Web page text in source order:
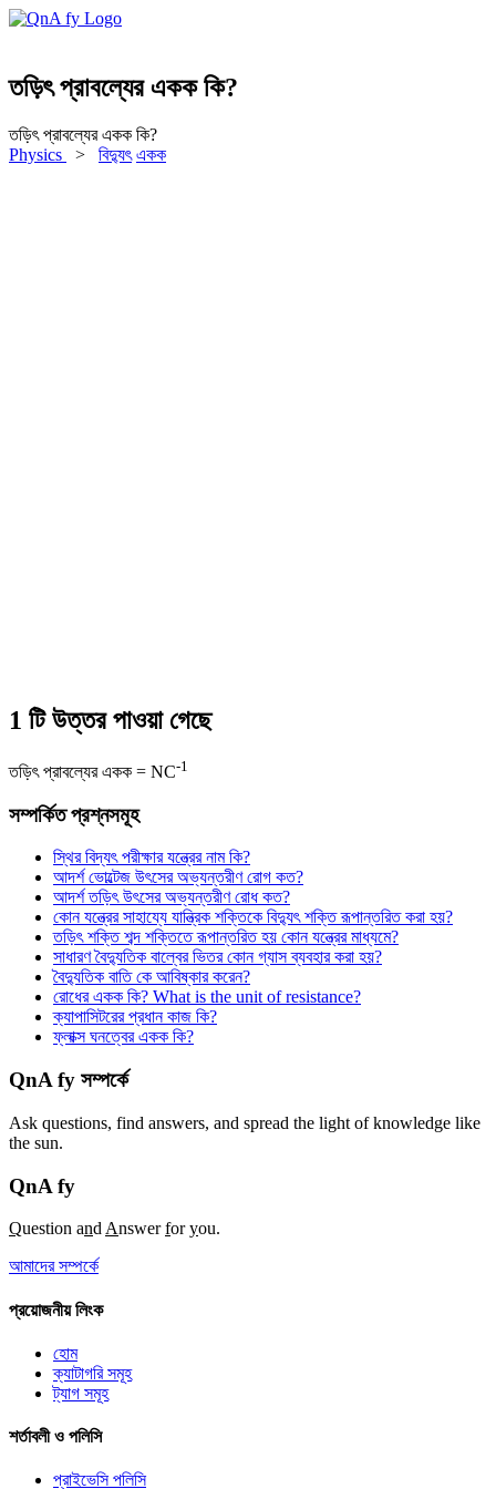
তড়িৎ প্রাবল্যের একক কি?
তড়িৎ প্রাবল্যের একক কি?
Physics
> বিদ্যুৎ একক
1 টি উত্তর পাওয়া গেছে
তড়িৎ প্রাবল্যের একক = NC-1
সম্পর্কিত প্রশ্নসমূহ
স্থির বিদ্যৎ পরীক্ষার যন্ত্রের নাম কি?
আদর্শ ভোল্টেজ উৎসের অভ্যন্তরীণ রোগ কত?
আদর্শ তড়িৎ উৎসের অভ্যন্তরীণ রোধ কত?
কোন যন্ত্রের সাহায্যে যান্ত্রিক শক্তিকে বিদ্যুৎ শক্তি রূপান্তরিত করা হয়?
তড়িৎ শক্তি শব্দ শক্তিতে রূপান্তরিত হয় কোন যন্ত্রের মাধ্যমে?
সাধারণ বৈদ্যুতিক বাল্বের ভিতর কোন গ্যাস ব্যবহার করা হয়?
বৈদ্যুতিক বাতি কে আবিষ্কার করেন?
রোধের একক কি? What is the unit of resistance?
ক্যাপাসিটরের প্রধান কাজ কি?
ফ্লাক্স ঘনত্বের একক কি?
QnA fy সম্পর্কে
Ask questions, find answers, and spread the light of knowledge like
the sun.
QnA fy
Question and Answerforyou.
আমাদের সম্পর্কে
প্রয়োজনীয় লিংক
হোম
ক্যাটাগরি সমূহ
ট্যাগ সমূহ
শর্তাবলী ও পলিসি
প্রাইভেসি পলিসি